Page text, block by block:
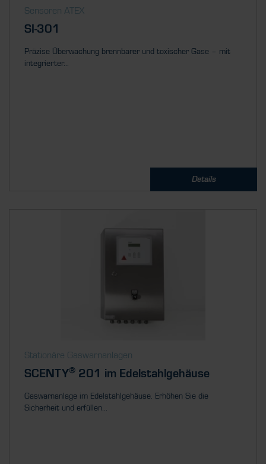
Sensoren ATEX
SI-301
Präzise Überwachung brennbarer und toxischer Gase – mit
integrierter...
Details
Stationäre Gaswarnanlagen
SCENTY® 201 im Edelstahlgehäuse
Gaswarnanlage im Edelstahlgehäuse. Erhöhen Sie die
Sicherheit und erfüllen...